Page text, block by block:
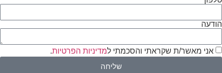
הודעה
אני מאשר/ת שקראתי והסכמתי למדיניות הפרטיות.
שליחה